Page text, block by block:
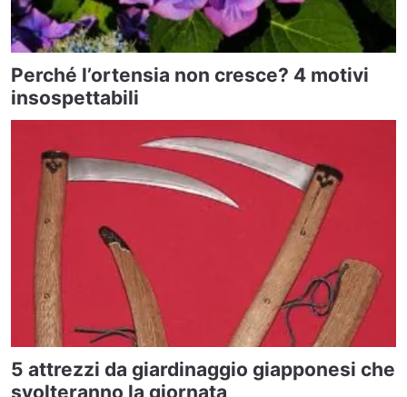
Perché l’ortensia non cresce? 4 motivi
insospettabili
5 attrezzi da giardinaggio giapponesi che
svolteranno la giornata